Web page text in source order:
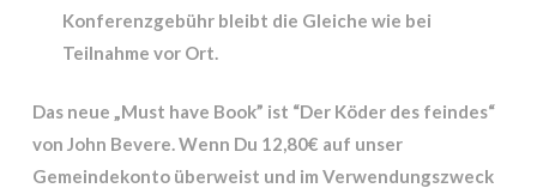
Konferenzgebühr bleibt die Gleiche wie bei
Teilnahme vor Ort.
Das neue „Must have Book” ist “Der Köder des feindes“
von John Bevere. Wenn Du 12,80€ auf unser
Gemeindekonto überweist und im Verwendungszweck